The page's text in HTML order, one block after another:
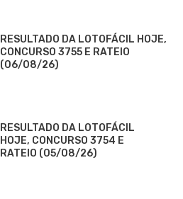
RESULTADO DA LOTOFÁCIL HOJE,
CONCURSO 3755 E RATEIO
(06/08/26)
RESULTADO DA LOTOFÁCIL
HOJE, CONCURSO 3754 E
RATEIO (05/08/26)